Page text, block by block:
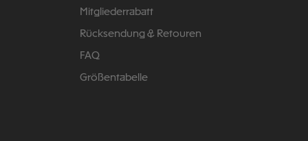
Mitgliederrabatt
Rücksendung & Retouren
FAQ
Größentabelle